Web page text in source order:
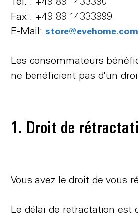
Fax : +49 89 14333999
E-Mail: store@evehome.com
Les consommateurs
ne bénéficient pas d'un
1. Droit de
Vous avez le droit de vous
Le délai de rétractation est